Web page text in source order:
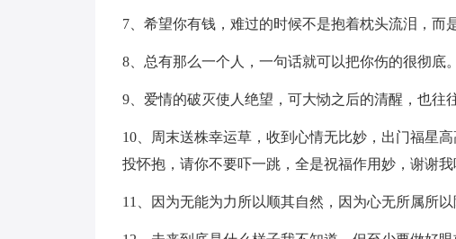
7、希望你有钱，难过的时候不是抱着枕头流泪，而
8、总有那么一个人，一句话就可以把你伤的很彻底
9、爱情的破灭使人绝望，可大恸之后的清醒，也往
10、周末送株幸运草，收到心情无比妙，出门福星
投怀抱，请你不要吓一跳，全是祝福作用妙，谢谢我
11、因为无能为力所以顺其自然，因为心无所属所以